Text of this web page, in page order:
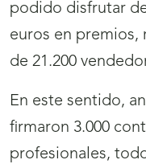
podido disfrutar
euros en premios,
de 21.200
En este sentido,
firmaron 3.000
profesionales,